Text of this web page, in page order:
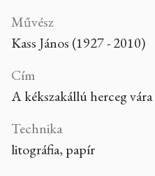
Művész
Kass János (1927 - 2010)
Cím
A kékszakállú herceg vára
Technika
litográfia, papír